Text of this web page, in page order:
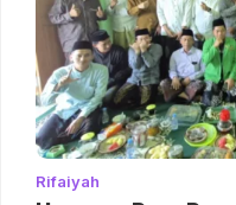
Rifaiyah